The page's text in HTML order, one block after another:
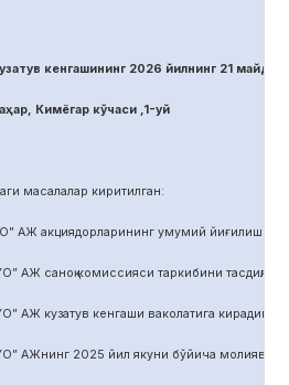
кенгашининг 2026 йилнинг 21
Кимёгар кўчаси ,1-уй
масалалар киритилган:
акциядорларининг умумий йиғилиши
саноқ комиссияси таркибини тасдиқлаш.
кенгаши ваколатига кирадиган
2025 йил якуни бўйича молиявий-